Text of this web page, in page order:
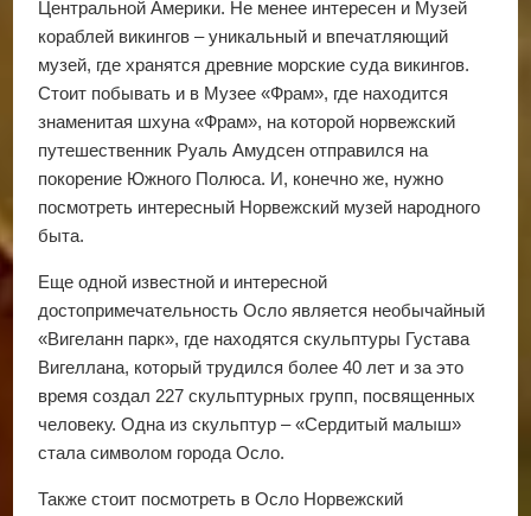
Центральной Америки. Не менее интересен и Музей
кораблей викингов – уникальный и впечатляющий
музей, где хранятся древние морские суда викингов.
Стоит побывать и в Музее «Фрам», где находится
знаменитая шхуна «Фрам», на которой норвежский
путешественник Руаль Амудсен отправился на
покорение Южного Полюса. И, конечно же, нужно
посмотреть интересный Норвежский музей народного
быта.
Еще одной известной и интересной
достопримечательность Осло является необычайный
«Вигеланн парк», где находятся скульптуры Густава
Вигеллана, который трудился более 40 лет и за это
время создал 227 скульптурных групп, посвященных
человеку. Одна из скульптур – «Сердитый малыш»
стала символом города Осло.
Также стоит посмотреть в Осло Норвежский